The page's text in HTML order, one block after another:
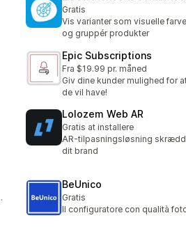
Gratis
Vis varianter som visuelle
og gruppér produkter
Epic Subscriptions
Fra $19.99 pr. måned
Giv dine kunder mulighed for
de vil have!
Lolozem Web AR
Gratis at installere
AR-tilpasningsløsning
dit brand
BeUnico
Gratis
Il configuratore con qualità